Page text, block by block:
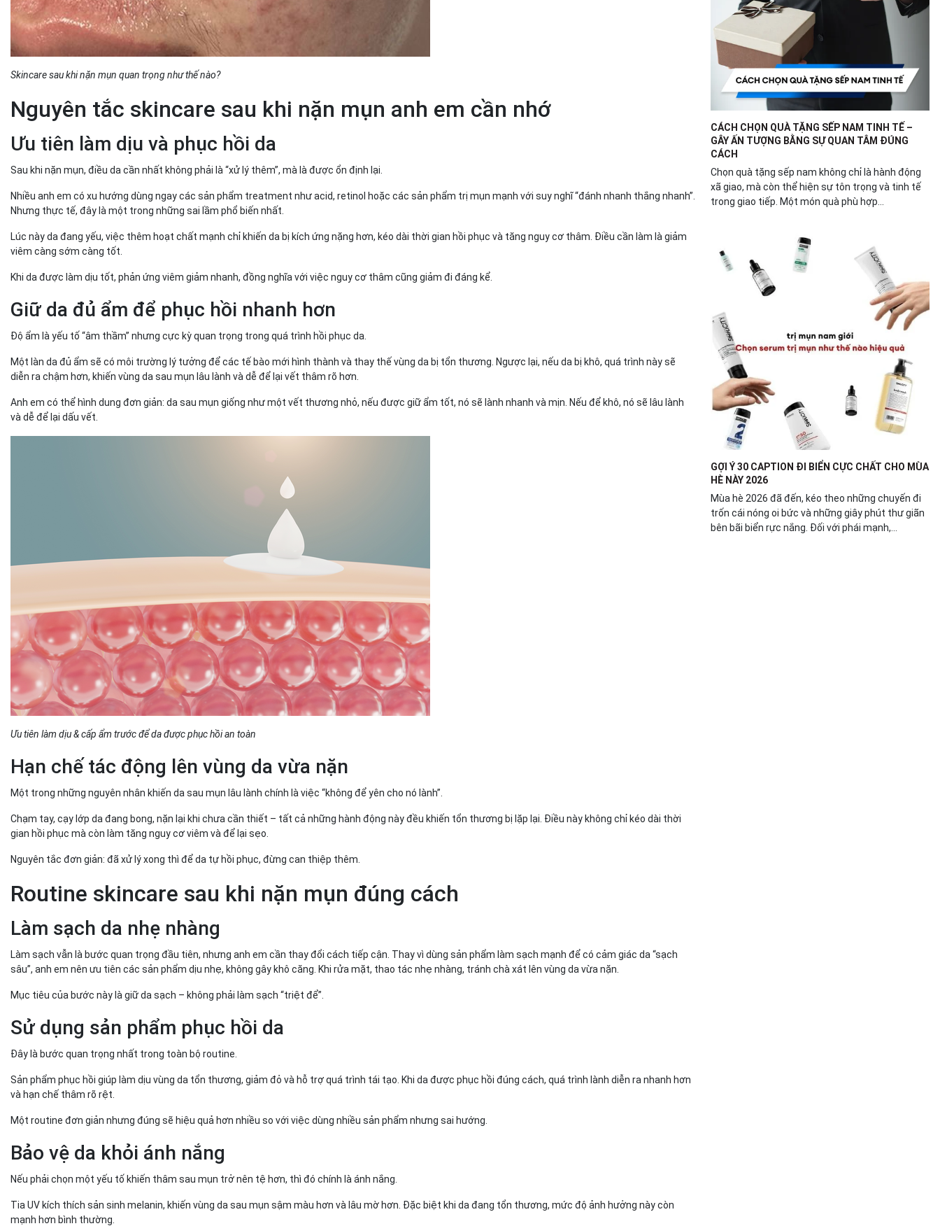
Skincare sau khi nặn mụn quan trọng như thế nào?
Nguyên tắc skincare sau khi nặn mụn anh em cần nhớ
Ưu tiên làm dịu và phục hồi da
Sau khi nặn mụn, điều da cần nhất không phải là “xử lý thêm”, mà là được ổn định lại.
Nhiều anh em có xu hướng dùng ngay các sản phẩm treatment như acid, retinol hoặc các sản phẩm trị mụn mạnh với suy nghĩ “đánh nhanh thắng nhanh”.
Nhưng thực tế, đây là một trong những sai lầm phổ biến nhất.
Lúc này da đang yếu, việc thêm hoạt chất mạnh chỉ khiến da bị kích ứng nặng hơn, kéo dài thời gian hồi phục và tăng nguy cơ thâm. Điều cần làm là giảm
viêm càng sớm càng tốt.
Khi da được làm dịu tốt, phản ứng viêm giảm nhanh, đồng nghĩa với việc nguy cơ thâm cũng giảm đi đáng kể.
Giữ da đủ ẩm để phục hồi nhanh hơn
Độ ẩm là yếu tố “âm thầm” nhưng cực kỳ quan trọng trong quá trình hồi phục da.
Một làn da đủ ẩm sẽ có môi trường lý tưởng để các tế bào mới hình thành và thay thế vùng da bị tổn thương. Ngược lại, nếu da bị khô, quá trình này sẽ
diễn ra chậm hơn, khiến vùng da sau mụn lâu lành và dễ để lại vết thâm rõ hơn.
Anh em có thể hình dung đơn giản: da sau mụn giống như một vết thương nhỏ, nếu được giữ ẩm tốt, nó sẽ lành nhanh và mịn. Nếu để khô, nó sẽ lâu lành
và dễ để lại dấu vết.
Ưu tiên làm dịu & cấp ẩm trước để da được phục hồi an toàn
Hạn chế tác động lên vùng da vừa nặn
Một trong những nguyên nhân khiến da sau mụn lâu lành chính là việc “không để yên cho nó lành”.
Chạm tay, cạy lớp da đang bong, nặn lại khi chưa cần thiết – tất cả những hành động này đều khiến tổn thương bị lặp lại. Điều này không chỉ kéo dài thời
gian hồi phục mà còn làm tăng nguy cơ viêm và để lại sẹo.
Nguyên tắc đơn giản: đã xử lý xong thì để da tự hồi phục, đừng can thiệp thêm.
Routine skincare sau khi nặn mụn đúng cách
Làm sạch da nhẹ nhàng
Làm sạch vẫn là bước quan trọng đầu tiên, nhưng anh em cần thay đổi cách tiếp cận. Thay vì dùng sản phẩm làm sạch mạnh để có cảm giác da “sạch
sâu”, anh em nên ưu tiên các sản phẩm dịu nhẹ, không gây khô căng. Khi rửa mặt, thao tác nhẹ nhàng, tránh chà xát lên vùng da vừa nặn.
Mục tiêu của bước này là giữ da sạch – không phải làm sạch “triệt để”.
Sử dụng sản phẩm phục hồi da
Đây là bước quan trọng nhất trong toàn bộ routine.
Sản phẩm phục hồi giúp làm dịu vùng da tổn thương, giảm đỏ và hỗ trợ quá trình tái tạo. Khi da được phục hồi đúng cách, quá trình lành diễn ra nhanh hơn
và hạn chế thâm rõ rệt.
Một routine đơn giản nhưng đúng sẽ hiệu quả hơn nhiều so với việc dùng nhiều sản phẩm nhưng sai hướng.
Bảo vệ da khỏi ánh nắng
Nếu phải chọn một yếu tố khiến thâm sau mụn trở nên tệ hơn, thì đó chính là ánh nắng.
Tia UV kích thích sản sinh melanin, khiến vùng da sau mụn sậm màu hơn và lâu mờ hơn. Đặc biệt khi da đang tổn thương, mức độ ảnh hưởng này còn
mạnh hơn bình thường.
CÁCH CHỌN QUÀ TẶNG SẾP NAM TINH TẾ –
GÂY ẤN TƯỢNG BẰNG SỰ QUAN TÂM ĐÚNG
CÁCH
Chọn quà tặng sếp nam không chỉ là hành động
xã giao, mà còn thể hiện sự tôn trọng và tinh tế
trong giao tiếp. Một món quà phù hợp...
GỢI Ý 30 CAPTION ĐI BIỂN CỰC CHẤT CHO MÙA
HÈ NÀY 2026
Mùa hè 2026 đã đến, kéo theo những chuyến đi
trốn cái nóng oi bức và những giây phút thư giãn
bên bãi biển rực nắng. Đối với phái mạnh,...